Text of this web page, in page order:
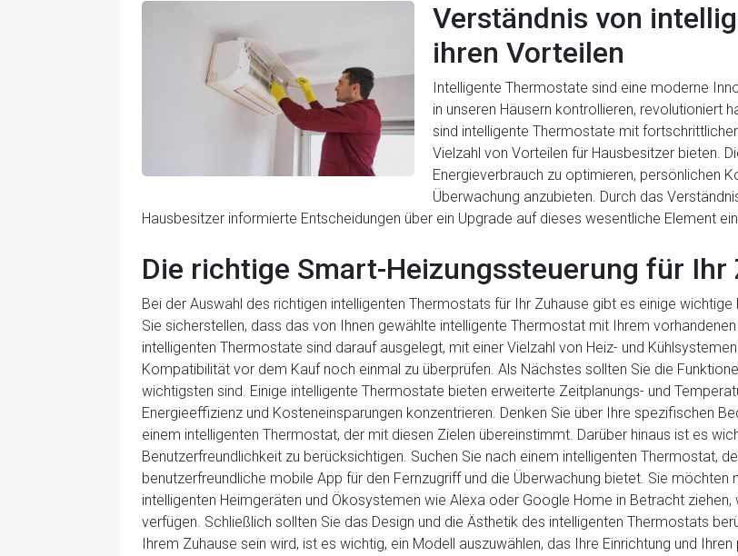
Verständnis von
ihren Vorteilen
Intelligente Thermostate sind eine moderne
in unseren Häusern kontrollieren, revolutioniert
sind intelligente Thermostate mit
Vielzahl von Vorteilen für Hausbesitzer bieten.
Energieverbrauch zu optimieren, persönlichen
Überwachung anzubieten. Durch das
Hausbesitzer informierte Entscheidungen über ein Upgrade auf dieses wesentliche Element
Die richtige Smart-Heizungssteuerung für Ihr
Bei der Auswahl des richtigen intelligenten Thermostats für Ihr Zuhause gibt es einige
Sie sicherstellen, dass das von Ihnen gewählte intelligente Thermostat mit Ihrem
intelligenten Thermostate sind darauf ausgelegt, mit einer Vielzahl von Heiz- und
Kompatibilität vor dem Kauf noch einmal zu überprüfen. Als Nächstes sollten Sie die
wichtigsten sind. Einige intelligente Thermostate bieten erweiterte Zeitplanungs- und
Energieeffizienz und Kosteneinsparungen konzentrieren. Denken Sie über Ihre spezifischen
einem intelligenten Thermostat, der mit diesen Zielen übereinstimmt. Darüber hinaus ist es
Benutzerfreundlichkeit zu berücksichtigen. Suchen Sie nach einem intelligenten Thermostat,
benutzerfreundliche mobile App für den Fernzugriff und die Überwachung bietet. Sie
intelligenten Heimgeräten und Ökosystemen wie Alexa oder Google Home in Betracht
verfügen. Schließlich sollten Sie das Design und die Ästhetik des intelligenten Thermostats
Ihrem Zuhause sein wird, ist es wichtig, ein Modell auszuwählen, das Ihre Einrichtung und